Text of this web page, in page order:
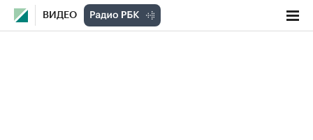
ВИДЕО